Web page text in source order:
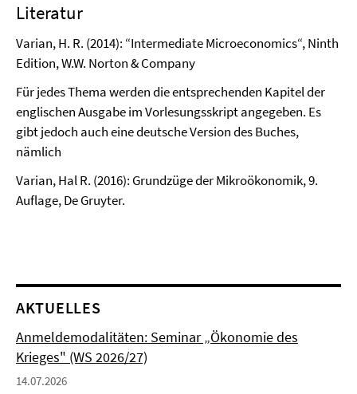
Literatur
Varian, H. R. (2014): “Intermediate Microeconomics“, Ninth
Edition, W.W. Norton & Company
Für jedes Thema werden die entsprechenden Kapitel der
englischen Ausgabe im Vorlesungsskript angegeben. Es
gibt jedoch auch eine deutsche Version des Buches,
nämlich
Varian, Hal R. (2016): Grundzüge der Mikroökonomik, 9.
Auflage, De Gruyter.
AKTUELLES
Anmeldemodalitäten: Seminar „Ökonomie des
Krieges" (WS 2026/27)
14.07.2026